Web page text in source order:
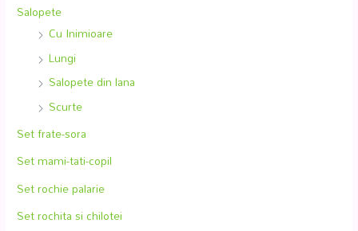
Salopete
Cu Inimioare
Lungi
Salopete din lana
Scurte
Set frate-sora
Set mami-tati-copil
Set rochie palarie
Set rochita si chilotei